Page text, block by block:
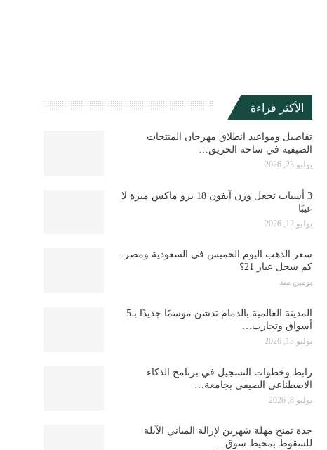
الأكثر قراءة
تفاصيل ومواعيد انطلاق مهرجان المنتجات
الصيفية في ساحة الحريق…
يوليو 23, 2026
3 أسباب تجعل وزن آيفون 18 برو ماكس ميزة لا
عيبًا
يوليو 12, 2026
سعر الذهب اليوم الخميس في السعودية ومصر..
كم سجل عيار 21؟
يومين منذ
المدينة العالمية بالدمام تدشن موسمًا جديدًا بـ5
أسواق وتجارب…
يوليو 13, 2026
رابط وخطوات التسجيل في برنامج الذكاء
الاصطناعي الصيفي بجامعة…
يوليو 8, 2026
جدة تمنح مهلة شهرين لإزالة المباني الآيلة
للسقوط بمحيط سوق…